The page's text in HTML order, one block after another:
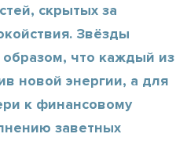
скрытых за
Звёзды
что каждый из
новой энергии, а для
к финансовому
заветных